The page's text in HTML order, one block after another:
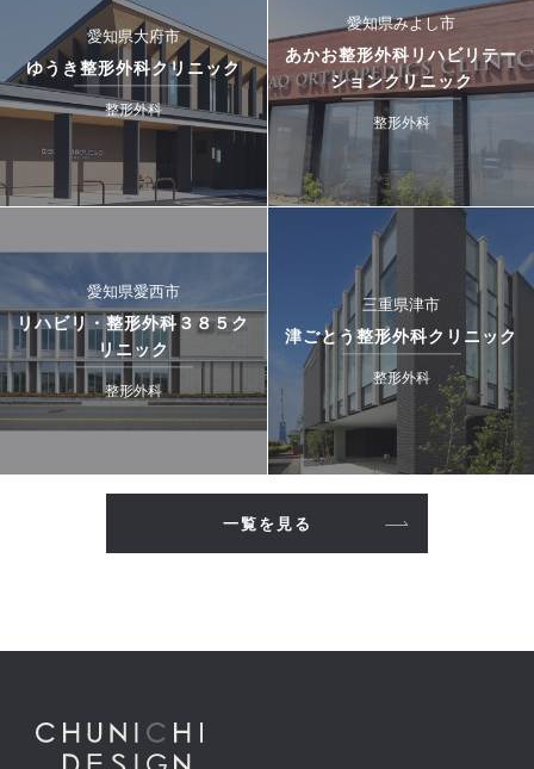
愛知県大府市
ゆうき整形外科クリニック
整形外科
愛知県みよし市
あかお整形外科リハビリテー
ションクリニック
整形外科
愛知県愛西市
リハビリ・整形外科３８５ク
リニック
整形外科
三重県津市
津ごとう整形外科クリニック
整形外科
一覧を見る